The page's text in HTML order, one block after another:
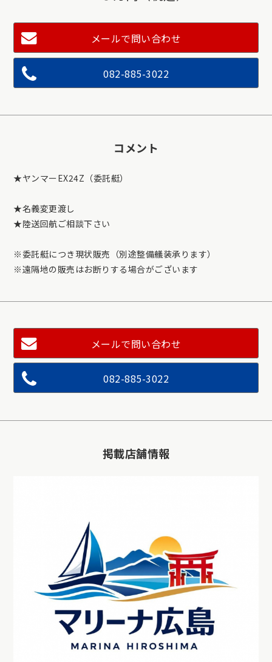
メールで問い合わせ
082-885-3022
コメント
★ヤンマーEX24Z（委託艇）
★名義変更渡し
★陸送回航ご相談下さい
※委託艇につき現状販売（別途整備艤装承ります）
※遠隔地の販売はお断りする場合がございます
メールで問い合わせ
082-885-3022
掲載店舗情報